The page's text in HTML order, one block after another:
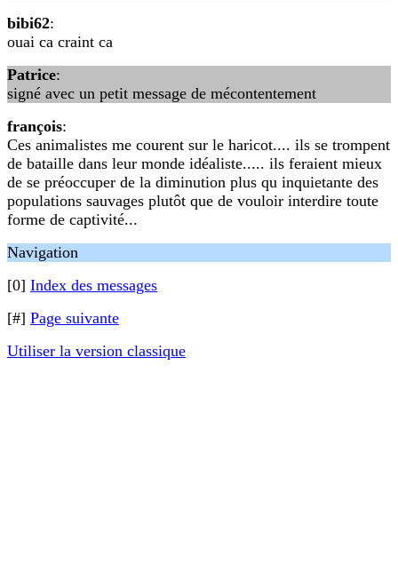
bibi62:
ouai ca craint ca
Patrice:
signé avec un petit message de mécontentement
françois:
Ces animalistes me courent sur le haricot.... ils se trompent
de bataille dans leur monde idéaliste..... ils feraient mieux
de se préoccuper de la diminution plus qu inquietante des
populations sauvages plutôt que de vouloir interdire toute
forme de captivité...
Navigation
[0] Index des messages
[#] Page suivante
Utiliser la version classique